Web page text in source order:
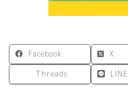
Facebook X
Threads
LINE